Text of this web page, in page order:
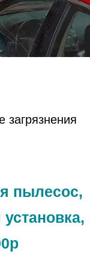
загрязнения
пылесос,